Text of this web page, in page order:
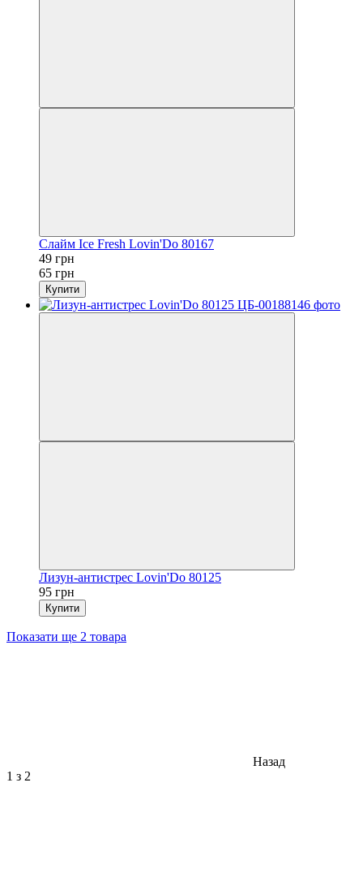
Слайм Ice Fresh Lovin'Do 80167
49 грн
65 грн
Купити
Лизун-антистрес Lovin'Do 80125
95 грн
Купити
Показати ще 2 товара
Назад
1 з 2